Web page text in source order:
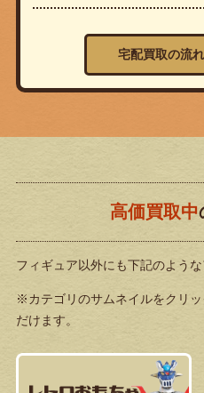
宅配買取の流
高価買取中
フィギュア以外にも下記のよう
※カテゴリのサムネイルをクリ
だけます。